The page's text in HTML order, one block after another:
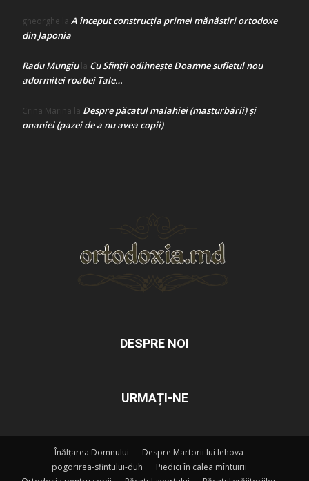
gheorghe la A început construcţia primei mănăstiri ortodoxe
din Japonia
Radu Mungiula Cu Sfinții odihnește Doamne sufletul nou
adormitei roabei Tale…
Crina Marina la Despre păcatul malahiei (masturbării) şi
onaniei (pazei de a nu avea copii)
DESPRE NOI
URMAȚI-NE
Înălțarea Domnului
Despre Martorii lui Iehova
pogorirea-sfintului-duh
Piedici în calea mîntuirii